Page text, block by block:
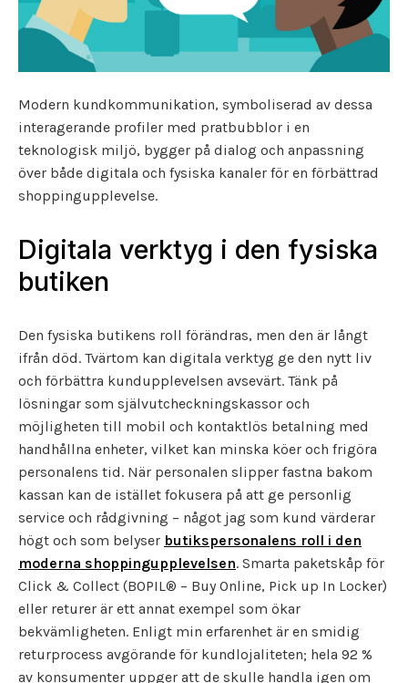
Modern kundkommunikation, symboliserad av dessa
interagerande profiler med pratbubblor i en
teknologisk miljö, bygger på dialog och anpassning
över både digitala och fysiska kanaler för en förbättrad
shoppingupplevelse.
Digitala verktyg i den fysiska
butiken
Den fysiska butikens roll förändras, men den är långt
ifrån död. Tvärtom kan digitala verktyg ge den nytt liv
och förbättra kundupplevelsen avsevärt. Tänk på
lösningar som självutcheckningskassor och
möjligheten till mobil och kontaktlös betalning med
handhållna enheter, vilket kan minska köer och frigöra
personalens tid. När personalen slipper fastna bakom
kassan kan de istället fokusera på att ge personlig
service och rådgivning – något jag som kund värderar
högt och som belyser butikspersonalens roll i den
moderna shoppingupplevelsen. Smarta paketskåp för
Click & Collect (BOPIL® – Buy Online, Pick up In Locker)
eller returer är ett annat exempel som ökar
bekvämligheten. Enligt min erfarenhet är en smidig
returprocess avgörande för kundlojaliteten; hela 92 %
av konsumenter uppger att de skulle handla igen om